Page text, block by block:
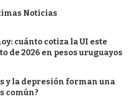
Noticias
cuánto cotiza la UI este
de 2026 en pesos uruguayos
y la depresión forman una
común?